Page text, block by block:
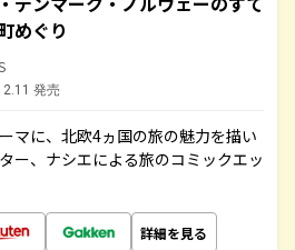
めぐり
発売
マに、北欧4ヵ国の旅の魅力を描い
ー、ナシエによる旅のコミックエッ
詳細を見る